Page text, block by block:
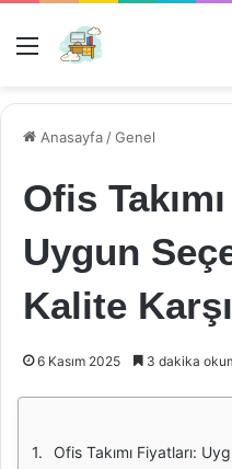
Menü
Anasayfa /Genel
Ofis
Uygun
Kalite
6 Kasım 2025 3 dakika
Ofis Takımı Fiyatları: Uygun